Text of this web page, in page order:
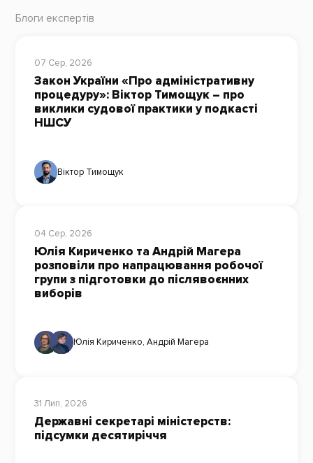
Блоги експертів
07 Сер, 2026
Закон України «Про адміністративну
процедуру»: Віктор Тимощук – про
виклики судової практики у подкасті
НШСУ
Віктор Тимощук
04 Сер, 2026
Юлія Кириченко та Андрій Магера
розповіли про напрацювання робочої
групи з підготовки до післявоєнних
виборів
Юлія Кириченко, Андрій Магера
31 Лип, 2026
Державні секретарі міністерств:
підсумки десятиріччя